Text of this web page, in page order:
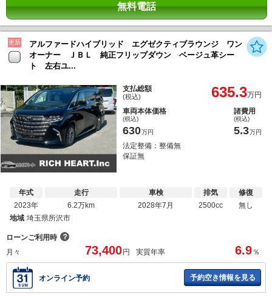
無料電話
更新
アルファードハイブリッド エグゼクティブラウンジ ワン
オーナー ＪＢＬ 純正フリップダウン ベージュ革シー
ト 左右ユ...
支払総額
(税込) 635.3万円
車両本体価格
(税込)
630万円
諸費用
(税込)
5.3万円
法定整備：整備無
保証無
年式
2023年
走行
6.2万km
車検
2028年7月
排気
2500cc
修復
無し
地域 埼玉県所沢市
ローンご利用時 ？
月々
73,400 円 実質年率 6.9 ％
オンライン予約 予約空き情報を見る